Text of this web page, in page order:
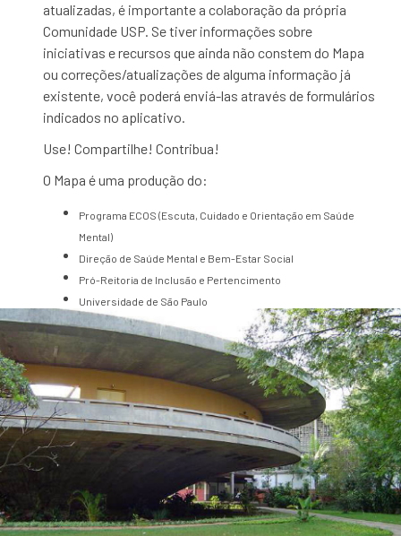
atualizadas, é importante a colaboração da própria
Comunidade USP. Se tiver informações sobre
iniciativas e recursos que ainda não constem do Mapa
ou correções/atualizações de alguma informação já
existente, você poderá enviá-las através de formulários
indicados no aplicativo.
Use! Compartilhe! Contribua!
O Mapa é uma produção do:
Programa ECOS (Escuta, Cuidado e Orientação em Saúde
Mental)
Direção de Saúde Mental e Bem-Estar Social
Pró-Reitoria de Inclusão e Pertencimento
Universidade de São Paulo